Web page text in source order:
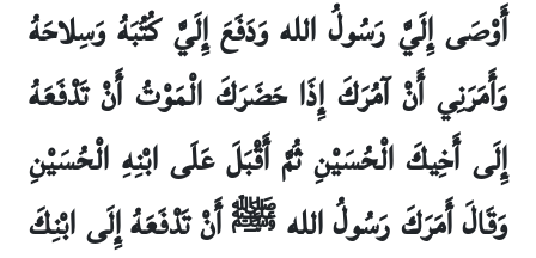
أَوْصَى إِلَيَّ رَسُولُ الله وَدَفَعَ إِلَيَّ كُتُبَهُ وَسِلاحَهُ
وَأَمَرَنِي أَنْ آمُرَكَ إِذَا حَضَرَكَ الْمَوْتُ أَنْ تَدْفَعَهُ
إِلَى أَخِيكَ الْحُسَيْنِ ثُمَّ أَقْبَلَ عَلَى ابْنِهِ الْحُسَيْنِ
وَقَالَ أَمَرَكَ رَسُولُ الله ﷺ أَنْ تَدْفَعَهُ إِلَى ابْنِكَ